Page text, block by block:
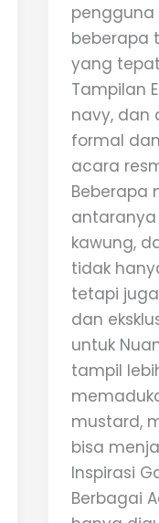
pengguna
beberapa
yang
Tampilan
navy, dan
formal
acara
Beberapa
kawung,
tidak
tetapi
dan
untuk
tampil
mustard,
bisa
Inspirasi
Berbagai